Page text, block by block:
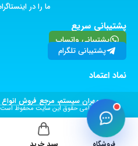
ما را در
پشتیبانی سریع
پشتیبانی واتساپ
پشتیبانی تلگرام
نماد اعتماد
مهران سیستم، مرجع فروش انواع
تمامی حقوق این سایت محفوظ است و